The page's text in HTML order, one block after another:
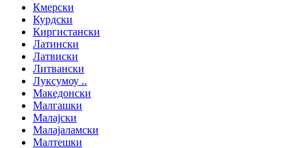
Кмерски
Курдски
Киргистански
Латински
Латвиски
Литвански
Луксумоу ..
Македонски
Малгашки
Малајски
Малајаламски
Малтешки